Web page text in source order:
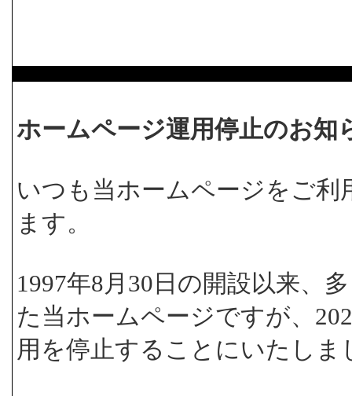
ホームページ運用停止のお知
いつも当ホームページをご
ます。
1997年8月30日の開設以来、
た当ホームページですが、
用を停止することにいたしま